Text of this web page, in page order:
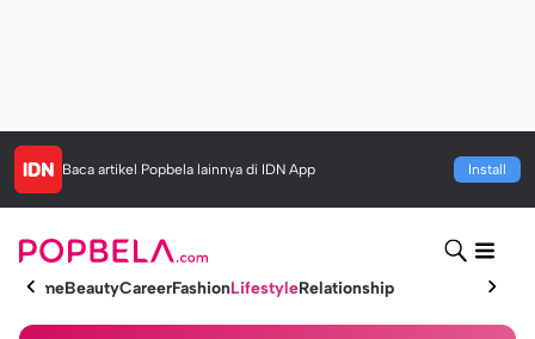
Baca artikel Popbela lainnya di IDN App Install
HomeBeautyCareerFashionLifestyleRelationship